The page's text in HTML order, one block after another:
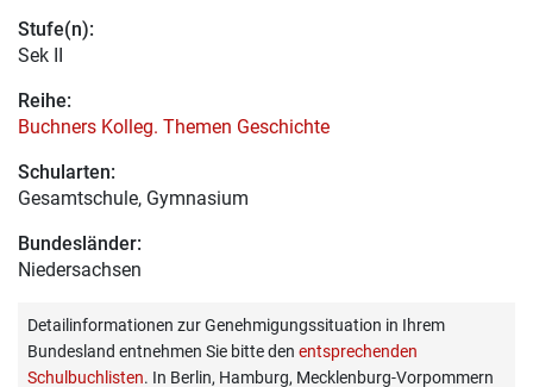
Stufe(n):
Sek II
Reihe:
Buchners Kolleg. Themen Geschichte
Schularten:
Gesamtschule, Gymnasium
Bundesländer:
Niedersachsen
Detailinformationen zur Genehmigungssituation in Ihrem
Bundesland entnehmen Sie bitte den entsprechenden
Schulbuchlisten. In Berlin, Hamburg, Mecklenburg-Vorpommern